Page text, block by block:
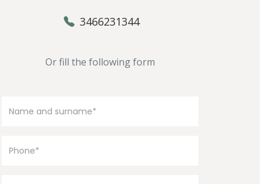
3466231344
Or fill the following form